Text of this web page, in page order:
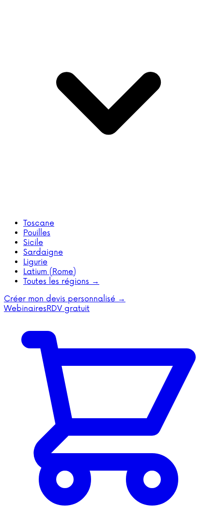
Toscane
Pouilles
Sicile
Sardaigne
Ligurie
Latium (Rome)
Toutes les régions →
Créer mon devis personnalisé →
WebinairesRDV gratuit